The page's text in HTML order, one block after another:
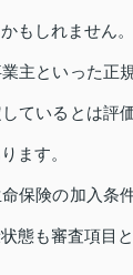
もしれません。
主といった正
ているとは評
ます。
保険の加入条
態も審査項目